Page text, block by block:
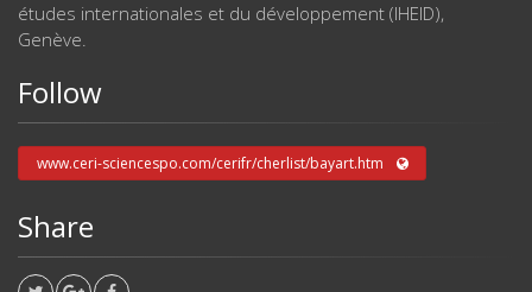
études internationales et du développement (IHEID),
Genève.
Follow
www.ceri-sciencespo.com/cerifr/cherlist/bayart.htm
Share